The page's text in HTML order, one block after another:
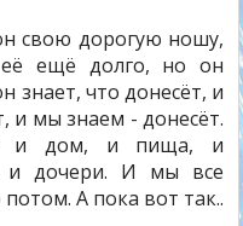
свою дорогую ношу,
ещё долго, но он
знает, что донесёт, и
и мы знаем - донесёт.
и дом, и пища, и
и дочери. И мы все
А пока вот так..